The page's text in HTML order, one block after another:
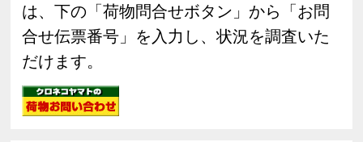
は、下の「荷物問合せボタン」から「お問
合せ伝票番号」を入力し、状況を調査いた
だけます。